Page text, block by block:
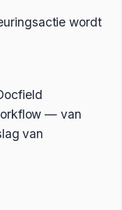
wordt
— van
van